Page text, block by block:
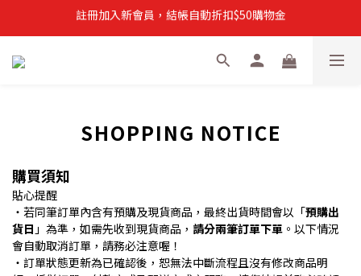
註冊加入新會員，結帳自動折扣$50購物金
註冊加入新會員，結帳自動折扣$50購物金
SHOPPING NOTICE
購買須知
貼心提醒
・若同筆訂單內含有預購及現貨商品，最終出貨時間會以「預購出
貨日 」為準，如需先收到現貨商品， 請分兩筆訂單下單 。以下情況
會自動取消訂單，請務必注意喔！
・訂單狀態更新為已確認後，恕無法中斷流程且沒有修改商品明